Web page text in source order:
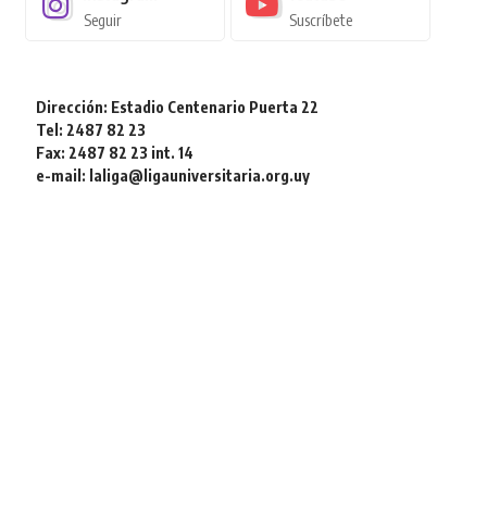
Seguir Suscríbete
Dirección: Estadio Centenario Puerta 22
Tel: 2487 82 23
Fax: 2487 82 23 int. 14
e-mail: laliga@ligauniversitaria.org.uy